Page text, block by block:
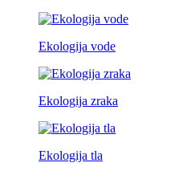
Ekologija vode
Ekologija zraka
Ekologija tla